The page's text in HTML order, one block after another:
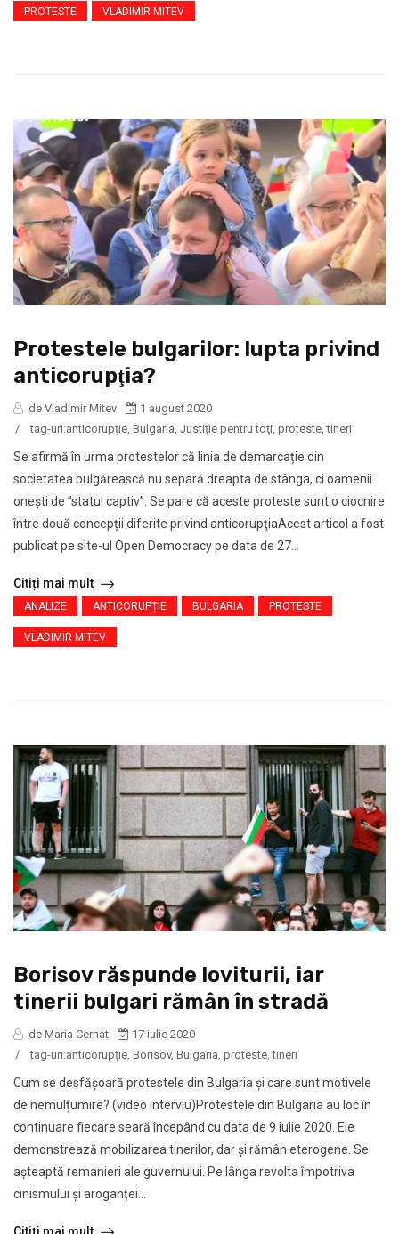
PROTESTE VLADIMIR MITEV
Protestele bulgarilor: lupta privind
anticorupţia?
de Vladimir Mitev
1 august 2020
/
tag-uri:anticorupție, Bulgaria, Justiţie pentru toţi, proteste,tineri
Se afirmă în urma protestelor că linia de demarcație din
societatea bulgărească nu separă dreapta de stânga, ci oamenii
oneşti de ”statul captiv”. Se pare că aceste proteste sunt o ciocnire
între două concepții diferite privind anticorupţiaAcest articol a fost
publicat pe site-ul Open Democracy pe data de 27...
Citiți mai mult
ANALIZE ANTICORUPȚIE BULGARIA PROTESTE
VLADIMIR MITEV
Borisov răspunde loviturii, iar
tinerii bulgari rămân în stradă
de Maria Cernat
17 iulie 2020
/
tag-uri:anticorupție, Borisov, Bulgaria, proteste,tineri
Cum se desfășoară protestele din Bulgaria şi care sunt motivele
de nemulțumire? (video interviu)Protestele din Bulgaria au loc în
continuare fiecare seară începând cu data de 9 iulie 2020. Ele
demonstrează mobilizarea tinerilor, dar şi rămân eterogene. Se
aşteaptă remanieri ale guvernului. Pe lânga revolta împotriva
cinismului şi aroganței...